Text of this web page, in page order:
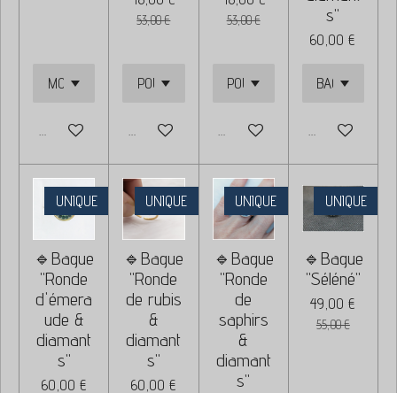
Ajouter au panier
53,00 €
Ajouter au panier
53,00 €
Ajouter au panier
s"
60,00 €
Ajouter au
UNIQUE
🔹Bague
"Ronde
d'émera
ude &
diamant
s"
60,00 €
UNIQUE
🔹Bague
"Ronde
de rubis
&
diamant
s"
60,00 €
UNIQUE
🔹Bague
"Ronde
de
saphirs
&
diamant
s"
UNIQUE
🔹Bague
"Séléné"
49,00 €
55,00 €